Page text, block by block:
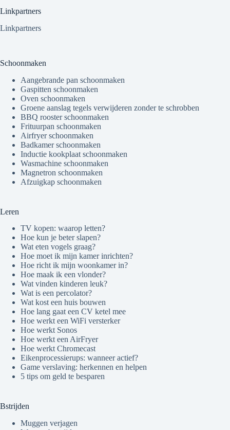
Linkpartners
Linkpartners
Schoonmaken
Aangebrande pan schoonmaken
Gaspitten schoonmaken
Oven schoonmaken
Groene aanslag tegels verwijderen zonder te schrobben
BBQ rooster schoonmaken
Frituurpan schoonmaken
Airfryer schoonmaken
Badkamer schoonmaken
Inductie kookplaat schoonmaken
Wasmachine schoonmaken
Magnetron schoonmaken
Afzuigkap schoonmaken
Leren
TV kopen: waarop letten?
Hoe kun je beter slapen?
Wat eten vogels graag?
Hoe moet ik mijn kamer inrichten?
Hoe richt ik mijn woonkamer in?
Hoe maak ik een vlonder?
Wat vinden kinderen leuk?
Wat is een percolator?
Wat kost een huis bouwen
Hoe lang gaat een CV ketel mee
Hoe werkt een WiFi versterker
Hoe werkt Sonos
Hoe werkt een AirFryer
Hoe werkt Chromecast
Eikenprocessierups: wanneer actief?
Game verslaving: herkennen en helpen
5 tips om geld te besparen
Bstrijden
Muggen verjagen